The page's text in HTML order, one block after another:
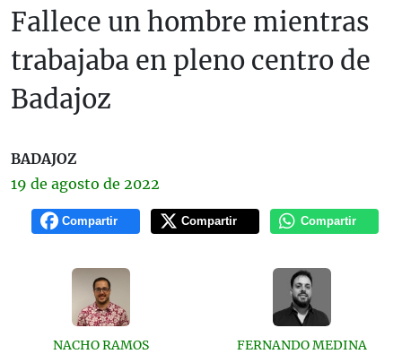
Fallece un hombre mientras
trabajaba en pleno centro de
Badajoz
BADAJOZ
19 de agosto de 2022
Compartir Compartir Compartir
NACHO RAMOS FERNANDO MEDINA